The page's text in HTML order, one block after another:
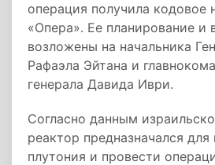
операция получила кодовое
«Опера». Ее планирование и
возложены на начальника
Рафаэла Эйтана и
генерала Давида Иври.
Согласно данным
реактор предназначался для
плутония и провести